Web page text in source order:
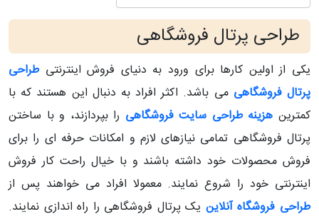
طراحی پرتال فروشگاهی
یکی از اولین کارها برای ورود به دنیای فروش اینترنتیطراحی
پرتال فروشگاهی می باشد. اکثر افراد به دنبال این هستند که با
کمترین هزینه طراحی سایت فروشگاهی را بپردازند، و با ساختن
پرتال فروشگاهی تمامی نیازهای لازم و امکانات حرفه ای را برای
فروش محصولات خود داشته باشند و با خیال راحت کار فروش
اینترنتی خود را شروع نمایند. معمولا افراد می خواهند پس از
طراحی فروشگاه آنلاین یک پرتال فروشگاهی را راه اندازی نمایند.